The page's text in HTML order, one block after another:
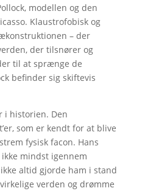
modellen og den
Klaustrofobisk og
– der
der tilsnører og
til at sprænge de
befinder sig skiftevis
i historien. Den
som er kendt for at blive
fysisk facon. Hans
mindst igennem
altid gjorde ham i stand
verden og drømme